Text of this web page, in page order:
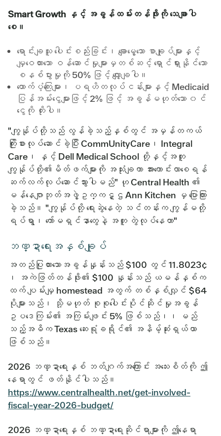
Smart Growth နှင့် အခွန်ထမ်းတန်ဖိုးကို သေချာပါ
စေ။
ရောင်းချသူ ပေါင်းစည်းခြင်း၊ ချောမွေ့သော စာချုပ်များနှင့်
မျှဝေထားသော ဝန်ဆောင်မှုများမှတစ်ဆင့် ရှောင်ရှားနိုင်သော
စနစ်ပွားမှုကို 50% ဖြင့် လျှော့ချပါ။
ထောက်ပံ့ကြေးများ၊ ပရဟိတလုပ်ငန်းများနှင့် Medicaid
ပြန်အမ်းငွေများဖြင့် 2% ဖြင့် အခွန်မဟုတ်သော ၀င်
ငွေကို တိုးပါ။
"ကျွန်ုပ်တို့သည် လွန်ခဲ့သည့်နှစ်တွင် အမှန်တကယ်
ကြိုးစားလုပ်ဆောင်ခဲ့ပြီး CommUnityCare၊ Integral
Care၊ နှင့် Dell Medical School တို့နှင့်အတူ
ကျွန်ုပ်တို့၏မိတ်ဖက်များကို အသုံးချကာ အားကောင်းလာစေရန်
ဆက်လက်လုပ်ဆောင်သွားပါမည်" ဟု Central Health ၏
မန်နေဂျာဘုတ်အဖွဲ့ဥက္ကဋ္ဌ Ann Kitchen မှ ပြောကြား
ခဲ့သည်။ "ကျွန်ုပ်တို့ ရေးဆွဲနေတဲ့ သင်တန်းက ကျွန်မတို့
ရပ်ရွာ၊ ကော်မရှင်နာတွေနဲ့ အတူ တွဲလုပ်နေတာ"
ဘဏ္ဍာရေးအနှစ်ချုပ်
အတည်ပြုထားသောအခွန်နှုန်းသည် $100 တွင် 11.8023¢
၊ အကဲဖြတ်တန်ဖိုး၏ $100 နှုန်းသည် ယမန်နှစ်က
ထက် ပျမ်းမျှ homestead အတွက် တစ်နှစ်လျှင် $64
ပိုများသည်၊ သို့မဟုတ် စုစုပေါင်းပိုင်ဆိုင်မှုအခွန်
ဥပဒေကြမ်း၏ အကြမ်းဖျင်း 5% ဖြစ်သည်၊၊ မည်
သည့်အဓိက Texas ဆေးရုံခရိုင်၏ အနိမ့်ဆုံးရှယ်ယာ
ဖြစ်သည်။
2026 ဘဏ္ဍာရေးနှစ် ဘတ်ဂျက်အကြောင်း အသေးစိတ်ကို ဤ
နေရာတွင် ဖတ်နိုင်ပါသည်။
https://www.centralhealth.net/get-involved-
fiscal-year-2026-budget/
2026 ဘဏ္ဍာရေးနှစ် ဘဏ္ဍာရေးဆိုင်ရာများကို ဤနေရာ